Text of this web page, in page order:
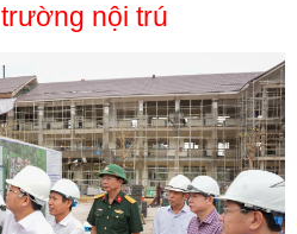
Xã hội
Tin 24h
Giáo dục
Dự báo thời tiết
Dấu ấn VOV
Việc làm
trường nội trú